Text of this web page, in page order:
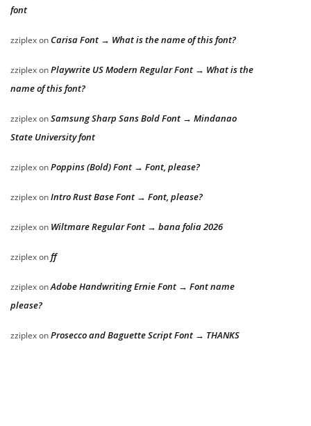
font
zziplexon Carisa Font → What is the name of this font?
zziplexonPlaywrite US Modern Regular Font → What is the
name of this font?
zziplexonSamsung Sharp Sans Bold Font → Mindanao
State University font
zziplexonPoppins (Bold) Font → Font, please?
zziplexonIntro Rust Base Font → Font, please?
zziplexon Wiltmare Regular Font → bana folia 2026
zziplexonff
zziplexonAdobe Handwriting Ernie Font → Font name
please?
zziplexonProsecco and Baguette Script Font → THANKS